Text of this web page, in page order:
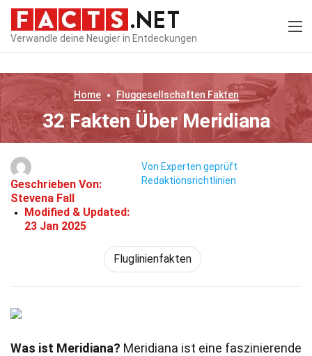
Verwandle deine Neugier in Entdeckungen
Home Fluggesellschaften Fakten
32 Fakten Über Meridiana
Geschrieben Von:
Stevena Fall
Modified & Updated:
23 Jan 2025
Von Experten geprüft
Redaktionsrichtlinien
Fluglinienfakten
Was ist Meridiana? Meridiana ist eine faszinierende